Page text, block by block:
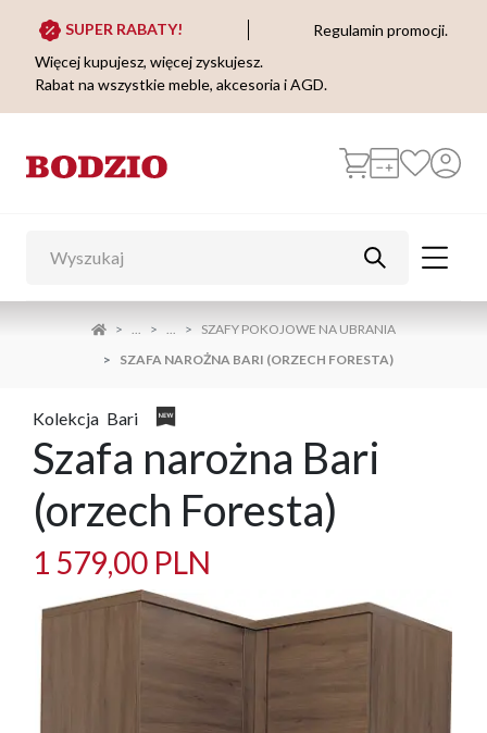
SUPER RABATY!
Regulamin promocji.
Więcej kupujesz, więcej zyskujesz.
Rabat na wszystkie meble, akcesoria i AGD.
... ...
SZAFY POKOJOWE NA UBRANIA
SZAFA NAROŻNA BARI (ORZECH FORESTA)
Kolekcja Bari
Szafa narożna Bari
(orzech Foresta)
1 579,00 PLN